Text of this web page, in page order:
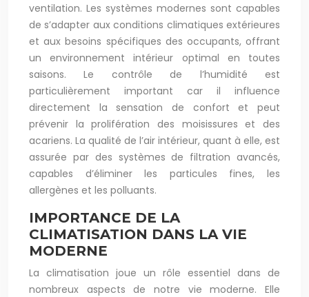
ventilation. Les systèmes modernes sont capables
de s’adapter aux conditions climatiques extérieures
et aux besoins spécifiques des occupants, offrant
un environnement intérieur optimal en toutes
saisons. Le contrôle de l’humidité est
particulièrement important car il influence
directement la sensation de confort et peut
prévenir la prolifération des moisissures et des
acariens. La qualité de l’air intérieur, quant à elle, est
assurée par des systèmes de filtration avancés,
capables d’éliminer les particules fines, les
allergènes et les polluants.
IMPORTANCE DE LA
CLIMATISATION DANS LA VIE
MODERNE
La climatisation joue un rôle essentiel dans de
nombreux aspects de notre vie moderne. Elle